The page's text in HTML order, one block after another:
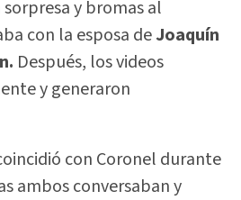
y bromas al
con la esposa deJoaquín
Después, los videos
y generaron
con Coronel durante
ambos conversaban y